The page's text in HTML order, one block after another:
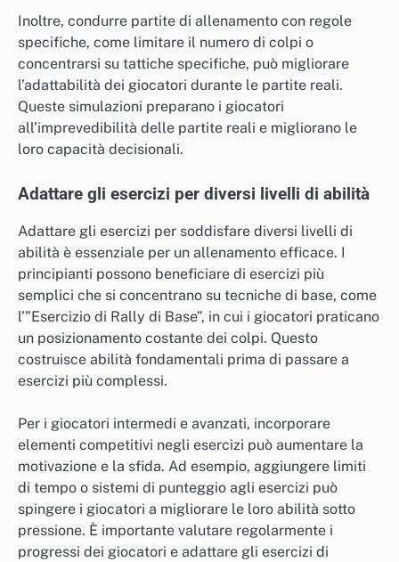
Inoltre, condurre partite di allenamento con regole
specifiche, come limitare il numero di colpi o
concentrarsi su tattiche specifiche, può migliorare
l’adattabilità dei giocatori durante le partite reali.
Queste simulazioni preparano i giocatori
all’imprevedibilità delle partite reali e migliorano le
loro capacità decisionali.
Adattare gli esercizi per diversi livelli di abilità
Adattare gli esercizi per soddisfare diversi livelli di
abilità è essenziale per un allenamento efficace. I
principianti possono beneficiare di esercizi più
semplici che si concentrano su tecniche di base, come
l’”Esercizio di Rally di Base”, in cui i giocatori praticano
un posizionamento costante dei colpi. Questo
costruisce abilità fondamentali prima di passare a
esercizi più complessi.
Per i giocatori intermedi e avanzati, incorporare
elementi competitivi negli esercizi può aumentare la
motivazione e la sfida. Ad esempio, aggiungere limiti
di tempo o sistemi di punteggio agli esercizi può
spingere i giocatori a migliorare le loro abilità sotto
pressione. È importante valutare regolarmente i
progressi dei giocatori e adattare gli esercizi di